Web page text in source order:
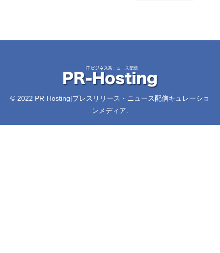
© 2022 PR-Hosting|プレスリリース・ニュース配信キュレーショ
ンメディア.